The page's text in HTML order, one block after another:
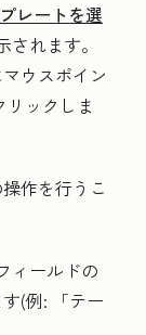
レートを選
れます。
ウスポイン
リックしま
作を行うこ
ィールドの
(例:
「テー